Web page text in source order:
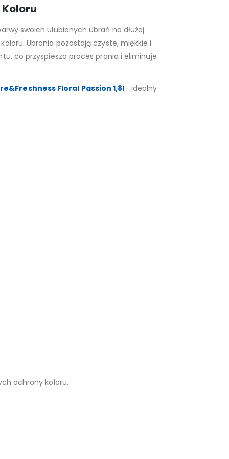
Koloru
swoich ulubionych ubrań na dłużej.
Ubrania pozostają czyste, miękkie i
co przyspiesza proces prania i eliminuje
Floral Passion 1,8l– idealny
ochrony koloru.